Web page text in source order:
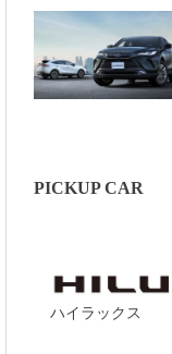
PICKUP CAR
ハイラックス